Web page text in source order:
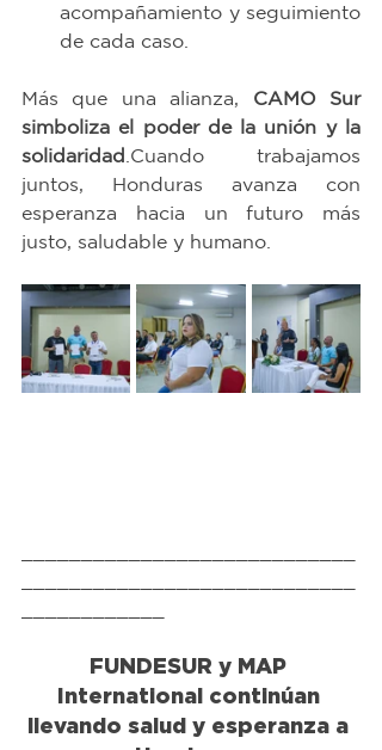
acompañamiento y seguimiento
de cada caso.
Más que una alianza, CAMO Sur
simboliza el poder de la unión y la
solidaridad .Cuando trabajamos
juntos, Honduras avanza con
esperanza hacia un futuro más
justo, saludable y humano.
FUNDESUR y MAP
International continúan
llevando salud y esperanza a